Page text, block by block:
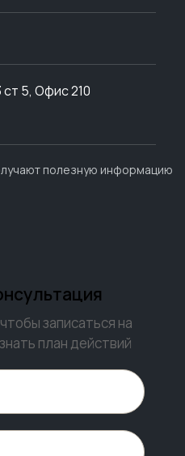
5, Офис 210
полезную информацию
записаться на
план действий